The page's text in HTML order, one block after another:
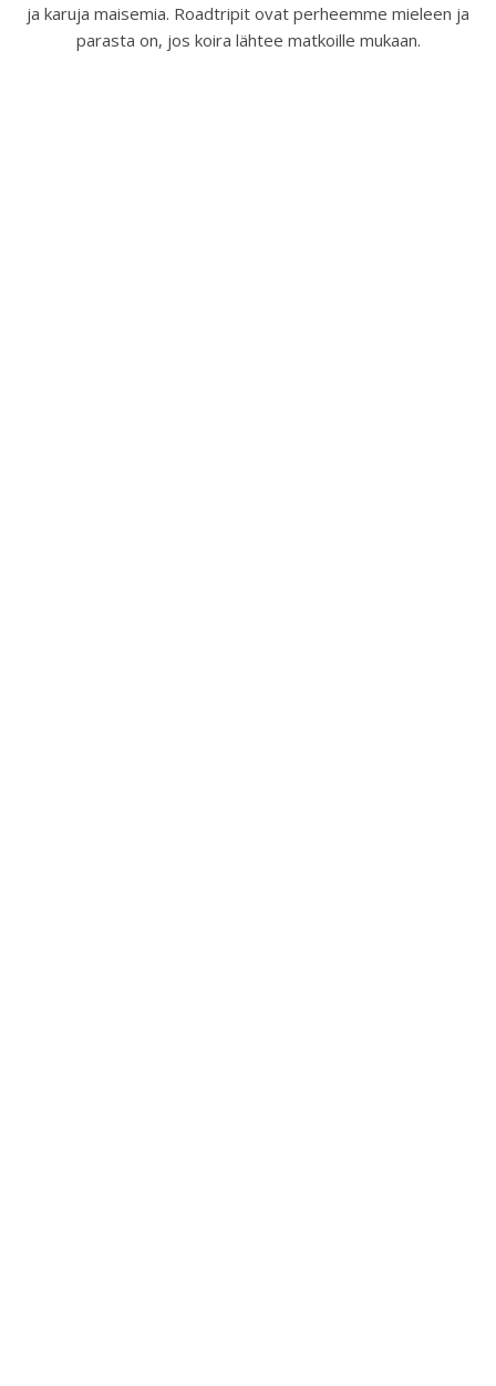
ja karuja maisemia. Roadtripit ovat perheemme mieleen ja
parasta on, jos koira lähtee matkoille mukaan.